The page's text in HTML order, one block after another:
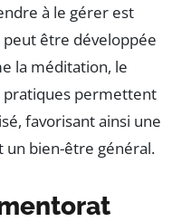
à le gérer est
être développée
la méditation, le
pratiques permettent
favorisant ainsi une
un bien-être général.